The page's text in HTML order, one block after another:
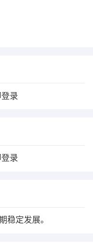
录
录
稳定发展。